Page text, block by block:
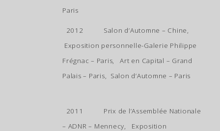
Paris
2012 Salon d’Automne – Chine,
Exposition personnelle-Galerie Philippe
Frégnac – Paris, Art en Capital – Grand
Palais – Paris, Salon d’Automne – Paris
2011 Prix de l’Assemblée Nationale
– ADNR – Mennecy, Exposition